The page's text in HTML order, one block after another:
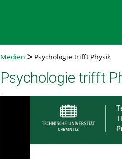
Medien Psychologie trifft Physik
Psychologie trifft